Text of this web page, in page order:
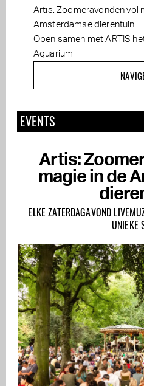
Artis: Zoomeravonden vol
Amsterdamse dierentuin
Open samen met ARTIS
Aquarium
EVENTS
Artis:
magie in de
ELKE ZATERDAGAVOND
UNIEKE